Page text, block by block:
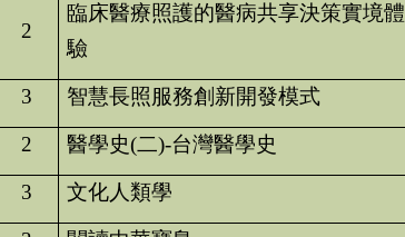
2
臨床醫療照護的醫病共享決策實境體
驗
3 智慧長照服務創新開發模式
2 醫學史(二)-台灣醫學史
3 文化人類學